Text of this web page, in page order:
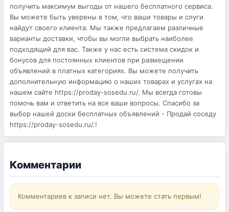
получить максимум выгоды от нашего бесплатного сервиса.
Вы можете быть уверены в том, что ваши товары и слуги
найдут своего клиента. Мы также предлагаем различные
варианты доставки, чтобы вы могли выбрать наиболее
подходящий для вас. Также у нас есть система скидок и
бонусов для постоянных клиентов при размещении
объявлений в платных категориях. Вы можете получить
дополнительную информацию о наших товарах и услугах на
нашем сайте https://proday-sosedu.ru/. Мы всегда готовы
помочь вам и ответить на все ваши вопросы. Спасибо за
выбор нашей доски бесплатных объявлений - Продай соседу
https://proday-sosedu.ru/.!
Комментарии
Комментариев к записи нет. Вы можете стать первым!